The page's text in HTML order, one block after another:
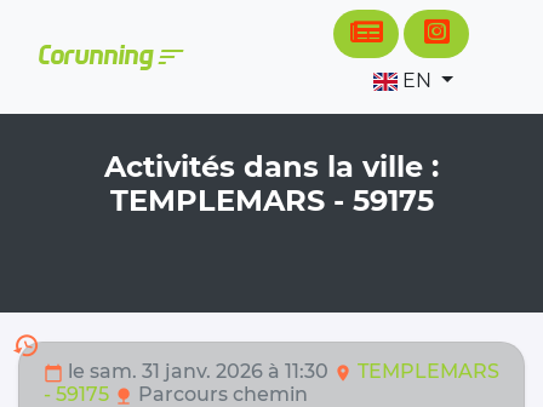
Corunningsort
EN
Activités dans la ville :
TEMPLEMARS - 59175
history
calendar_today le sam. 31 janv. 2026 à 11:30 location_on TEMPLEMARS
- 59175 nature Parcours chemin